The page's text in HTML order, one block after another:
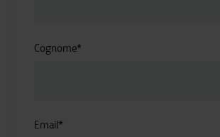
Cognome*
Email*